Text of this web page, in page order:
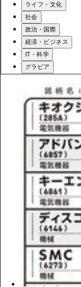
ライフ・文化
社会
政治・国際
経済・ビジネス
IT・科学
グラビア